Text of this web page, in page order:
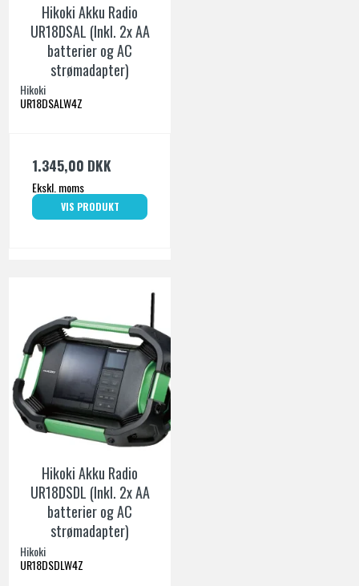
Hikoki Akku Radio
UR18DSAL (Inkl. 2x AA
batterier og AC
strømadapter)
Hikoki
UR18DSALW4Z
1.345,00 DKK
Ekskl. moms
VIS PRODUKT
Hikoki Akku Radio
UR18DSDL (Inkl. 2x AA
batterier og AC
strømadapter)
Hikoki
UR18DSDLW4Z